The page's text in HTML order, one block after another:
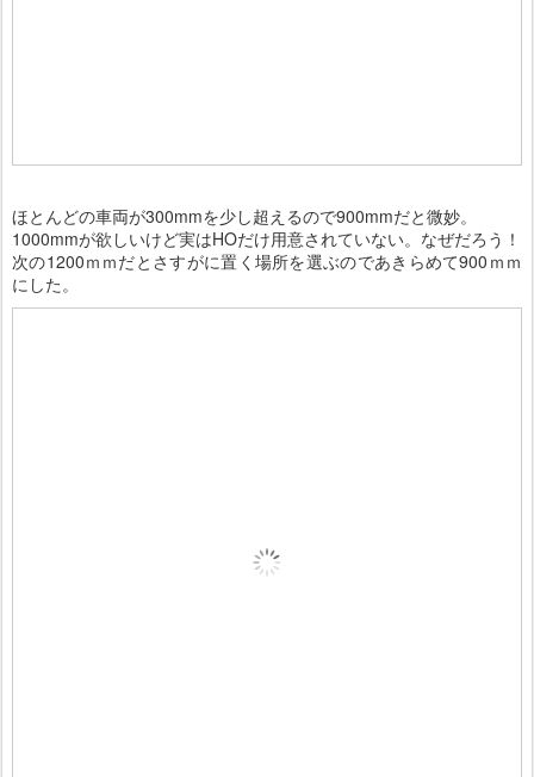
ほとんどの車両が300mmを少し超えるので900mmだと微妙。
1000mmが欲しいけど実はHOだけ用意されていない。なぜだろう！
次の1200ｍｍだとさすがに置く場所を選ぶのであきらめて900ｍｍ
にした。